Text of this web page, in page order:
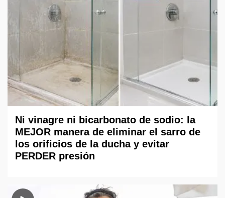
Ni vinagre ni bicarbonato de sodio: la
MEJOR manera de eliminar el sarro de
los orificios de la ducha y evitar
PERDER presión